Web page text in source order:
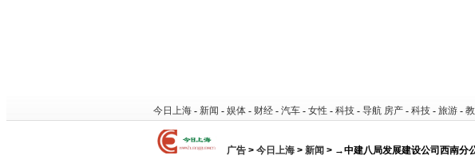
今日上海 - 新闻 - 娱体 - 财经 - 汽车 - 女性 - 科技 - 导航 房产 - 科技 - 旅游 -
广告 > 今日上海 > 新闻 > →中建八局发展建设公司西南分